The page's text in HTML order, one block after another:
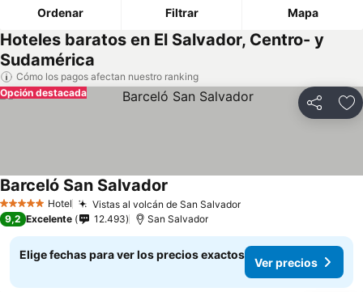
Ordenar Filtrar Mapa
Hoteles baratos en El Salvador, Centro- y
Sudamérica
Cómo los pagos afectan nuestro ranking
Compartir
Opción destacada
5 Estrellas Hotel Vistas al volcán de San SalvadorVer precios
Barceló San Salvador
9,2 Excelente 12.493 San Salvador
Elige fechas para ver los precios exactos
Ver precios